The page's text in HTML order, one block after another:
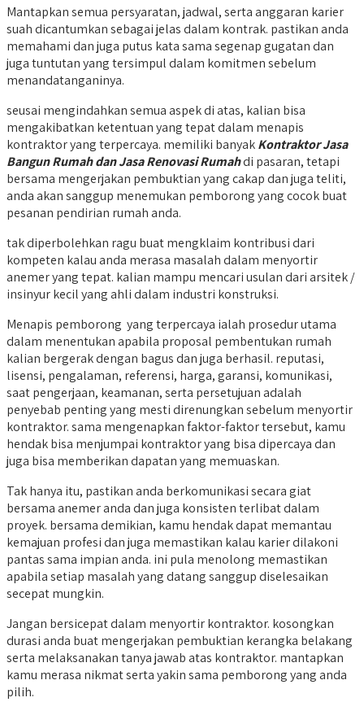
Mantapkan semua persyaratan, jadwal, serta anggaran karier
suah dicantumkan sebagai jelas dalam kontrak. pastikan anda
memahami dan juga putus kata sama segenap gugatan dan
juga tuntutan yang tersimpul dalam komitmen sebelum
menandatanganinya.
seusai mengindahkan semua aspek di atas, kalian bisa
mengakibatkan ketentuan yang tepat dalam menapis
kontraktor yang terpercaya. memiliki banyakKontraktor Jasa
Bangun Rumah dan Jasa Renovasi Rumahdi pasaran, tetapi
bersama mengerjakan pembuktian yang cakap dan juga teliti,
anda akan sanggup menemukan pemborong yang cocok buat
pesanan pendirian rumah anda.
tak diperbolehkan ragu buat mengklaim kontribusi dari
kompeten kalau anda merasa masalah dalam menyortir
anemer yang tepat. kalian mampu mencari usulan dari arsitek /
insinyur kecil yang ahli dalam industri konstruksi.
Menapis pemborong yang terpercaya ialah prosedur utama
dalam menentukan apabila proposal pembentukan rumah
kalian bergerak dengan bagus dan juga berhasil. reputasi,
lisensi, pengalaman, referensi, harga, garansi, komunikasi,
saat pengerjaan, keamanan, serta persetujuan adalah
penyebab penting yang mesti direnungkan sebelum menyortir
kontraktor. sama mengenapkan faktor-faktor tersebut, kamu
hendak bisa menjumpai kontraktor yang bisa dipercaya dan
juga bisa memberikan dapatan yang memuaskan.
Tak hanya itu, pastikan anda berkomunikasi secara giat
bersama anemer anda dan juga konsisten terlibat dalam
proyek. bersama demikian, kamu hendak dapat memantau
kemajuan profesi dan juga memastikan kalau karier dilakoni
pantas sama impian anda. ini pula menolong memastikan
apabila setiap masalah yang datang sanggup diselesaikan
secepat mungkin.
Jangan bersicepat dalam menyortir kontraktor. kosongkan
durasi anda buat mengerjakan pembuktian kerangka belakang
serta melaksanakan tanya jawab atas kontraktor. mantapkan
kamu merasa nikmat serta yakin sama pemborong yang anda
pilih.